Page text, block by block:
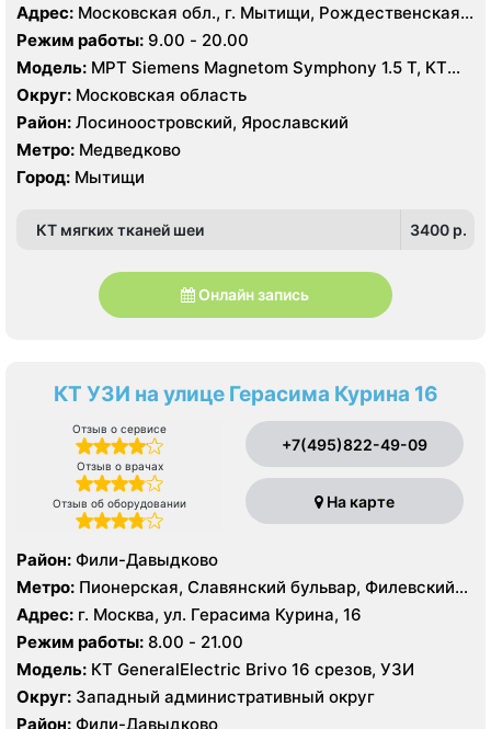
Адрес: Московская обл., г. Мытищи, Рождественская
ул., 7
Режим работы: 9.00 - 20.00
Модель: МРТ Siemens Magnetom Symphony 1.5 Т, КТ
Siemens SOMATOM Emotion 16 срезов, УЗИ Philips
Ultrasound HD9
Округ: Московская область
Район: Лосиноостровский, Ярославский
Метро: Медведково
Город: Мытищи
КТ мягких тканей шеи 3400 p.
Онлайн запись
КТ УЗИ на улице Герасима Курина 16
Отзыв о сервисе
Отзыв о врачах
Отзыв об оборудовании
+7(495)822-49-09
На карте
Район: Фили-Давыдково
Метро: Пионерская, Славянский бульвар, Филевский
парк
Адрес: г. Москва, ул. Герасима Курина, 16
Режим работы: 8.00 - 21.00
Модель: КТ GeneralElectric Brivo 16 срезов, УЗИ
Округ: Западный административный округ
Район: Фили-Давыдково